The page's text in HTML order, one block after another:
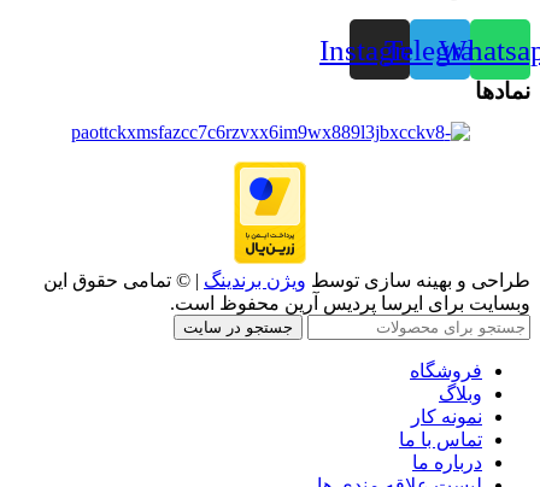
Telegram
Instagram
نمادها
طراحی و بهینه سازی توسط ویژن برندینگ | © تمامی حقوق این
وبسایت برای ایرسا پردیس آرین محفوظ است.
جستجو در سایت
فروشگاه
وبلاگ
نمونه کار
تماس با ما
درباره ما